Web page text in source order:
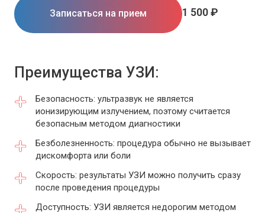
Записаться на прием 1 500 ₽
Преимущества УЗИ:
Безопасность: ультразвук не является
ионизирующим излучением, поэтому считается
безопасным методом диагностики
Безболезненность: процедура обычно не вызывает
дискомфорта или боли
Скорость: результаты УЗИ можно получить сразу
после проведения процедуры
Доступность: УЗИ является недорогим методом